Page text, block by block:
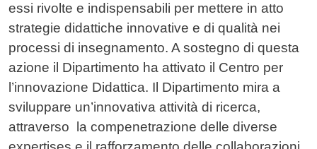
essi rivolte e indispensabili per mettere in atto
strategie didattiche innovative e di qualità nei
processi di insegnamento. A sostegno di questa
azione il Dipartimento ha attivato il Centro per
l’innovazione Didattica. Il Dipartimento mira a
sviluppare un’innovativa attività di ricerca,
attraverso la compenetrazione delle diverse